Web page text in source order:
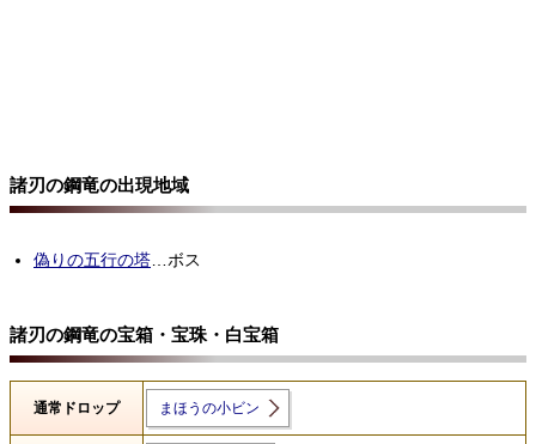
諸刃の鋼竜の出現地域
偽りの五行の塔…ボス
諸刃の鋼竜の宝箱・宝珠・白宝箱
通常ドロップ まほうの小ビン